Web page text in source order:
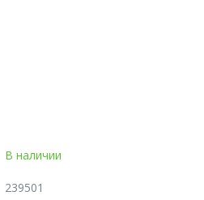
В наличии
239501